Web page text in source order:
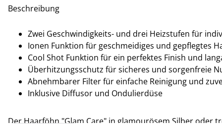
Beschreibung
Zwei Geschwindigkeits- und drei Heizstufen für
Ionen Funktion für geschmeidiges und gepflegtes
Cool Shot Funktion für ein perfektes Finish und
Überhitzungsschutz für sicheres und sorgenfreie
Abnehmbarer Filter für einfache Reinigung und
Inklusive Diffusor und Ondulierdüse
Der Haarföhn "Glam Care" in glamourösem Silber oder